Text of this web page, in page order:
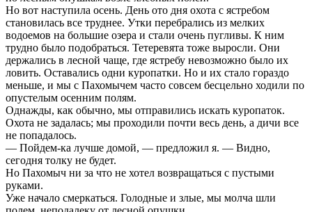
Но вот наступила осень. День ото дня охота с ястребом
становилась все труднее. Утки перебрались из мелких
водоемов на большие озера и стали очень пугливы. К ним
трудно было подобраться. Тетеревята тоже выросли. Они
держались в лесной чаще, где ястребу невозможно было их
ловить. Оставались одни куропатки. Но и их стало гораздо
меньше, и мы с Пахомычем часто совсем бесцельно ходили по
опустелым осенним полям.
Однажды, как обычно, мы отправились искать куропаток.
Охота не задалась; мы проходили почти весь день, а дичи все
не попадалось.
— Пойдем-ка лучше домой, — предложил я. — Видно,
сегодня толку не будет.
Но Пахомыч ни за что не хотел возвращаться с пустыми
руками.
Уже начало смеркаться. Голодные и злые, мы молча шли